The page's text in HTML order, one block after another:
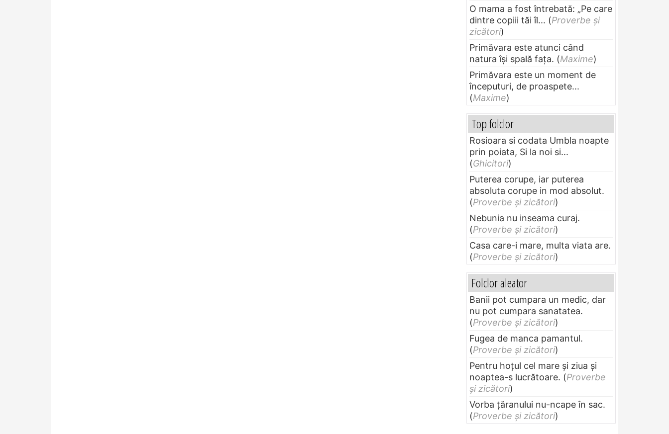
O mama a fost întrebată: „Pe care
dintre copiii tăi îl... (Proverbe și
zicători)
Primăvara este atunci când
natura își spală fața. (Maxime)
Primăvara este un moment de
începuturi, de proaspete...
(Maxime)
Top folclor
Rosioara si codata Umbla noapte
prin poiata, Si la noi si...
(Ghicitori)
Puterea corupe, iar puterea
absoluta corupe in mod absolut.
(Proverbe și zicători)
Nebunia nu inseama curaj.
(Proverbe și zicători)
Casa care-i mare, multa viata are.
(Proverbe și zicători)
Folclor aleator
Banii pot cumpara un medic, dar
nu pot cumpara sanatatea.
(Proverbe și zicători)
Fugea de manca pamantul.
(Proverbe și zicători)
Pentru hoţul cel mare şi ziua şi
noaptea-s lucrătoare. (Proverbe
și zicători)
Vorba ţăranului nu-ncape în sac.
(Proverbe și zicători)